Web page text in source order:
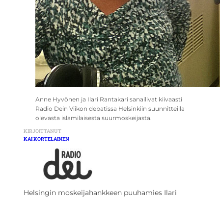
Anne Hyvönen ja Ilari Rantakari sanailivat kiivaasti
Radio Dein Viikon debatissa Helsinkiin suunnitteilla
olevasta islamilaisesta suurmoskeijasta.
KIRJOITTANUT
KAI KORTELAINEN
Helsingin moskeijahankkeen puuhamies Ilari